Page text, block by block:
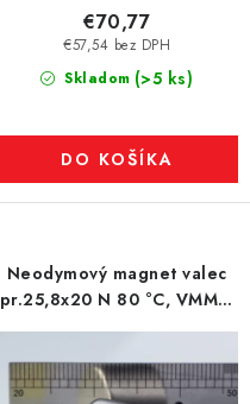
Skladom (>5 ks)
€57,54 bez DPH
€70,77
DO KOŠÍKA
Neodymový magnet valec
pr.25,8x20 N 80 °C, VMM7-
N42